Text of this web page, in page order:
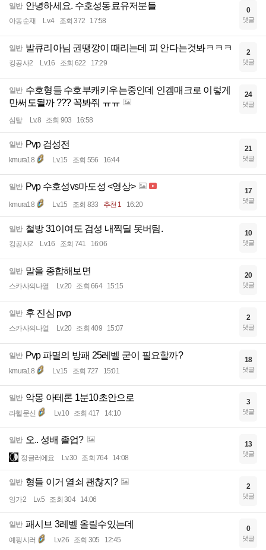
일반 안녕하세요. 수호성동료유저분들
아동순재 Lv.4 조회 372 17:58
0
댓글
일반 발큐리아님 권땡깡이 때리는데 피 안다는것봐ㅋㅋㅋ
킹공사2 Lv.16 조회 622 17:29
2
댓글
일반 수호형들 수호부캐키우는중인데 인겜매크로 이렇게
만써도될까 ??? 꼭봐줘 ㅠㅠ
심탈 Lv.8 조회 903 16:58
24
댓글
일반 Pvp 검성전
kmura18 Lv.15 조회 556 16:44
21
댓글
일반 Pvp 수호성vs마도성 <영상>
kmura18 Lv.15 조회 833 추천 1 16:20
17
댓글
일반 철방 31이여도 검성 내찍딜 못버팀.
킹공사2 Lv.16 조회 741 16:06
10
댓글
일반 말을 종합해보면
스카사의나열 Lv.20 조회 664 15:15
20
댓글
일반 후 진심 pvp
스카사의나열 Lv.20 조회 409 15:07
2
댓글
일반 Pvp 파멸의 방패 25레벨 굳이 필요할까?
kmura18 Lv.15 조회 727 15:01
18
댓글
일반 악몽 아테론 1분10초안으로
라헬문신 Lv.10 조회 417 14:10
3
댓글
일반 오.. 성배 졸업?
정글러에요 Lv.30 조회 764 14:08
13
댓글
일반 형들 이거 열쇠 괜찮지?
잉가2 Lv.5 조회 304 14:06
2
댓글
일반 패시브 3레벨 올릴수있는데
예핑시러 Lv.26 조회 305 12:45
0
댓글